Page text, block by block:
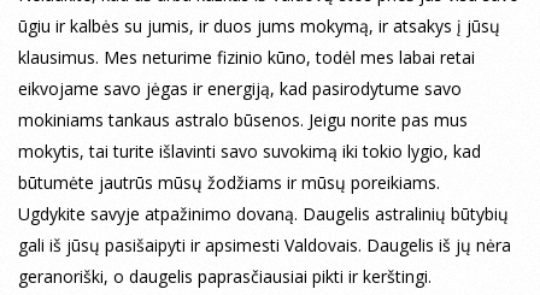
ūgiu ir kalbės su jumis, ir duos jums mokymą, ir atsakys į jūsų
klausimus. Mes neturime fizinio kūno, todėl mes labai retai
eikvojame savo jėgas ir energiją, kad pasirodytume savo
mokiniams tankaus astralo būsenos. Jeigu norite pas mus
mokytis, tai turite išlavinti savo suvokimą iki tokio lygio, kad
būtumėte jautrūs mūsų žodžiams ir mūsų poreikiams.
Ugdykite savyje atpažinimo dovaną. Daugelis astralinių būtybių
gali iš jūsų pasišaipyti ir apsimesti Valdovais. Daugelis iš jų nėra
geranoriški, o daugelis paprasčiausiai pikti ir kerštingi.